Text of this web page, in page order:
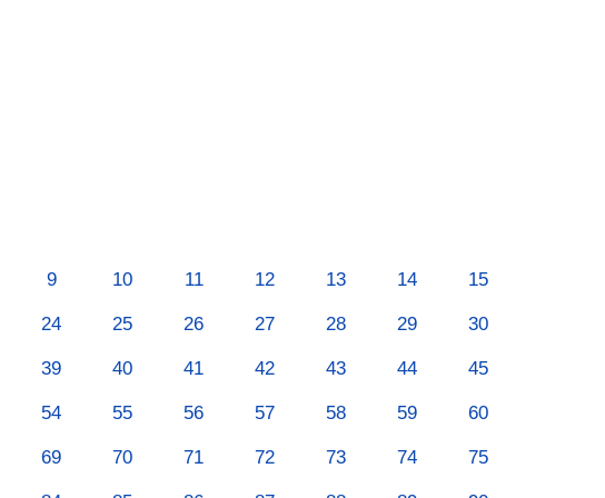
9 10 11 12 13 14 15
24 25 26 27 28 29 30
39 40 41 42 43 44 45
54 55 56 57 58 59 60
69 70 71 72 73 74 75